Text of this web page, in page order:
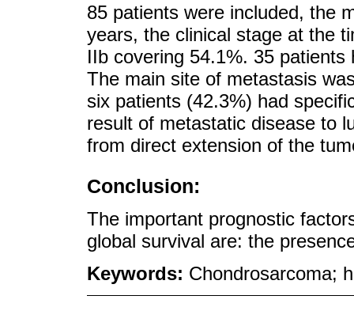
85 patients were included, the
years, the clinical stage at the
IIb covering 54.1%. 35
The main site of metastasis
six patients (42.3%) had
result of metastatic disease to
from direct extension of the
Conclusion:
The important prognostic
global survival are: the
Keywords: Chondrosarcoma;